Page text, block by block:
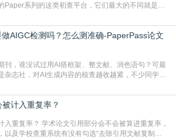
Paper系列的这类初查平台，它们最大的不同就是数
是学校定稿检测的绝对主流。本科用PMLC，含大学
长论文，硕博用VIP/TMLC，含学术论文联合比对
AIGC检测吗？怎么测准确-PaperPass论文
刊，谁没试过用AI搭框架、整文献、润色语句？可最
杂志社，对AI生成内容的核查越收越紧，不少同学投
，已经成了很多过来人交稿前必做的一步。为什么
前的必备项？可能还有不少人觉得，我就用AI搭了个
于做AIG
计入重复率？
会不会被算进重复率，
以及学校查重系统有没有勾选“去除引用文献复制